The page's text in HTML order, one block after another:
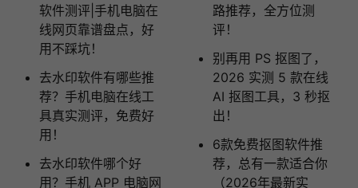
软件测评|手机电脑在
线网页靠谱盘点，好
用不踩坑！
去水印软件有哪些推
荐？手机电脑在线工
具真实测评，免费好
用！
去水印软件哪个好
用？手机 APP 电脑网
路推荐，全方位测
评！
别再用 PS 抠图了，
2026 实测 5 款在线
AI 抠图工具，3 秒抠
出！
6款免费抠图软件推
荐，总有一款适合你
（2026年最新实